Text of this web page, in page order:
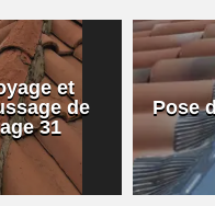
et
de
31
Pose